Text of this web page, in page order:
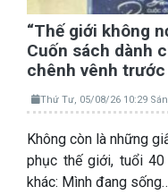
“Thế giới không
Cuốn sách dành
chênh vênh
Thứ Tư, 05/08/26 10:29
Không còn là những
phục thế giới, tuổi
khác: Mình đang